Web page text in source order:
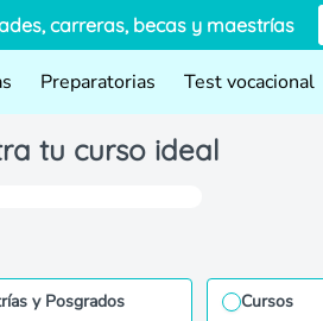
carreras, becas y maestrías
Preparatorias Test vocacional
tu curso ideal
y Posgrados Cursos